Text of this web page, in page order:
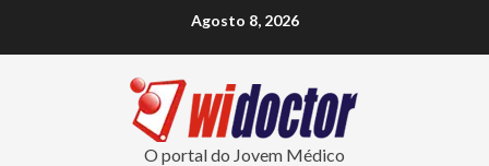
Agosto 8, 2026
O portal do Jovem Médico